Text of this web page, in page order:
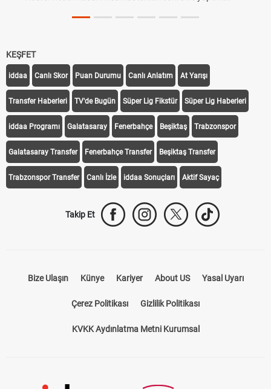
KEŞFET
iddaa Canlı Skor Puan Durumu Canlı Anlatım At Yarışı
Transfer Haberleri TV'de Bugün Süper Lig Fikstür Süper Lig Haberleri
iddaa Programı Galatasaray Fenerbahçe Beşiktaş Trabzonspor
Galatasaray Transfer Fenerbahçe Transfer Beşiktaş Transfer
Trabzonspor Transfer Canlı İzle iddaa Sonuçları Aktif Sayaç
Takip Et
Bize Ulaşın Künye Kariyer About US Yasal Uyarı
Çerez Politikası Gizlilik Politikası
KVKK Aydınlatma Metni Kurumsal